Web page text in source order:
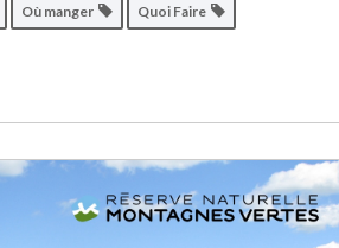
Où manger Quoi Faire